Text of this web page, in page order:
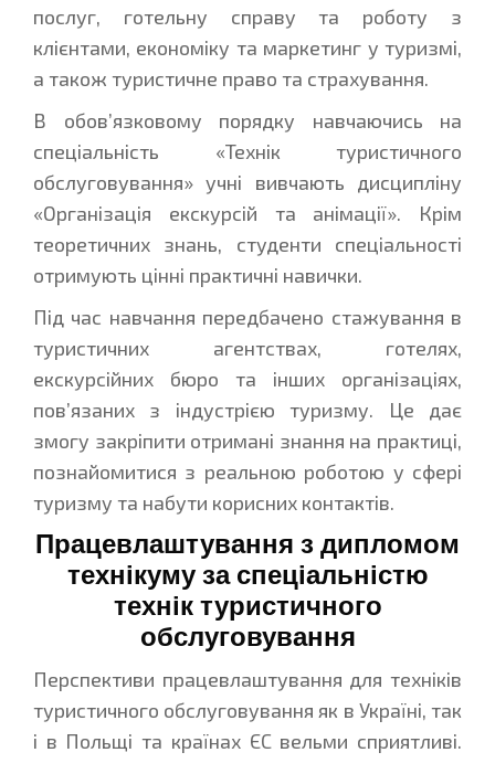
послуг, готельну справу та роботу з
клієнтами, економіку та маркетинг у туризмі,
а також туристичне право та страхування.
В обов’язковому порядку навчаючись на
спеціальність «Технік туристичного
обслуговування» учні вивчають дисципліну
«Організація екскурсій та анімації». Крім
теоретичних знань, студенти спеціальності
отримують цінні практичні навички.
Під час навчання передбачено стажування в
туристичних агентствах, готелях,
екскурсійних бюро та інших організаціях,
пов’язаних з індустрією туризму. Це дає
змогу закріпити отримані знання на практиці,
познайомитися з реальною роботою у сфері
туризму та набути корисних контактів.
Працевлаштування з дипломом
технікуму за спеціальністю
технік туристичного
обслуговування
Перспективи працевлаштування для техніків
туристичного обслуговування як в Україні, так
і в Польщі та країнах ЄС вельми сприятливі.